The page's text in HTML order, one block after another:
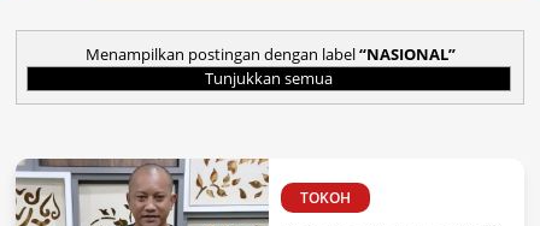
Menampilkan postingan dengan label NASIONAL
Tunjukkan semua
TOKOH